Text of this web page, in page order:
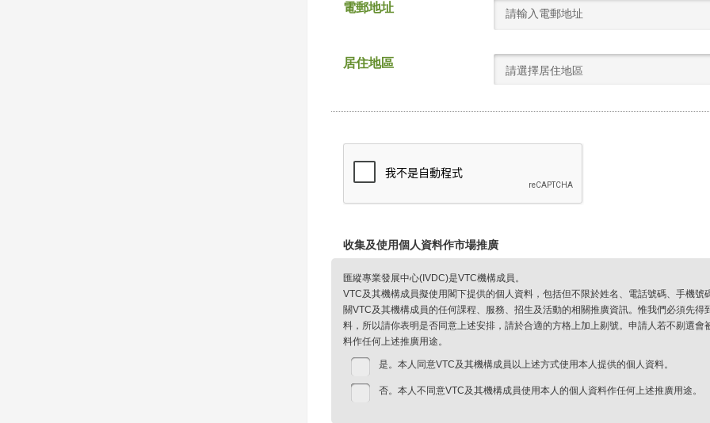
電郵地址
居住地區
請選擇居住地區
收集及使用個人資料作市場推廣
匯縱專業發展中心(IVDC)是VTC機構成員。
VTC及其機構成員擬使用閣下提供的個人資料，包括但不限於姓名、電話號碼、手機
關VTC及其機構成員的任何課程、服務、招生及活動的相關推廣資訊。惟我們必須先
料，所以請你表明是否同意上述安排，請於合適的方格上加上剔號。申請人若不剔選
料作任何上述推廣用途。
是。本人同意VTC及其機構成員以上述方式使用本人提供的個人資料。
否。本人不同意VTC及其機構成員使用本人的個人資料作任何上述推廣用途。